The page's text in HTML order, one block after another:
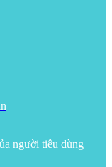
người tiêu dùng